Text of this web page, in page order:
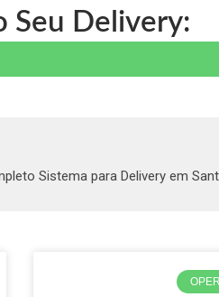
Seu Delivery:
Sistema para Delivery em